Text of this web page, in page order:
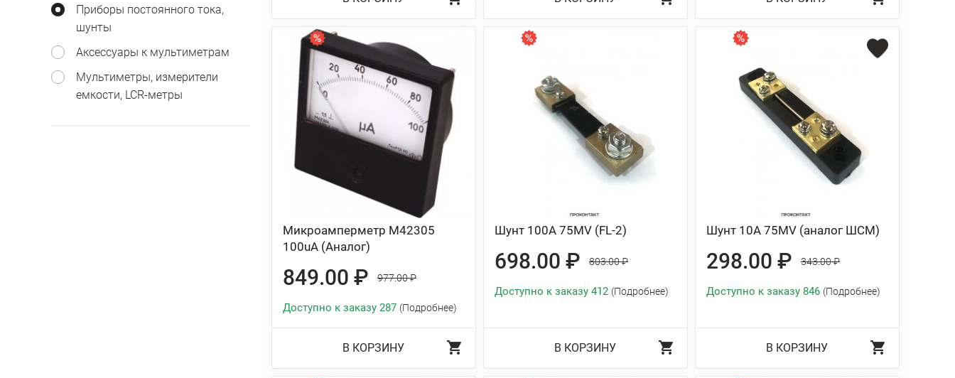
Приборы постоянного тока,
шунты
Аксессуары к мультиметрам
Мультиметры, измерители
емкости, LCR-метры
Микроамперметр М42305
100uА (Аналог)
849.00 ₽ 977.00 ₽
Доступно к заказу 287 (Подробнее)
В КОРЗИНУ
Шунт 100А 75MV (FL-2)
698.00 ₽ 803.00 ₽
Доступно к заказу 412 (Подробнее)
В КОРЗИНУ
Шунт 10A 75MV (аналог ШСМ)
298.00 ₽ 343.00 ₽
Доступно к заказу 846 (Подробнее)
В КОРЗИНУ